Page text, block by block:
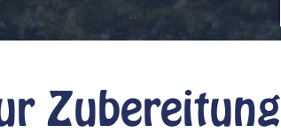
Zubereitung